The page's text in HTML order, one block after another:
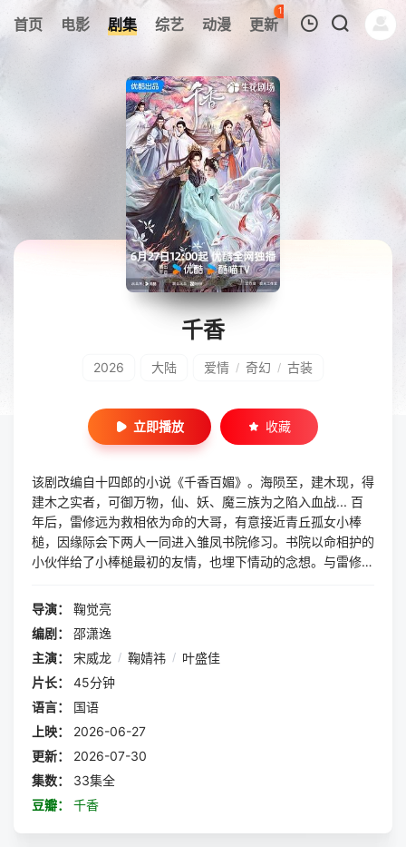
首页 电影 剧集 综艺 动漫 更新
121
热榜 APP
我的观影记录
暂无观看影片的记录
千香
2026 大陆 爱情 / 奇幻 / 古装
立即播放 收藏
该剧改编自十四郎的小说《千香百媚》。海陨至，建木现，得
建木之实者，可御万物，仙、妖、魔三族为之陷入血战... 百
年后，雷修远为救相依为命的大哥，有意接近青丘孤女小棒
槌，因缘际会下两人一同进入雏凤书院修习。书院以命相护的
小伙伴给了小棒槌最初的友情，也埋下情动的念想。与雷修远
近之时，身世之谜也逐步揭开，小棒槌也不断脱胎换骨成了冰
世和来历。雷修远一路生死相随，在众人对异族秘辛的追逐
里，走入雾一般的迷阵。相
导演：
鞠觉亮
编剧：
邵潇逸
主演：
宋威龙 / 鞠婧祎 / 叶盛佳
片长：
45分钟
语言：
国语
上映：
2026-06-27
更新：
2026-07-30
集数：
33集全
豆瓣：
千香